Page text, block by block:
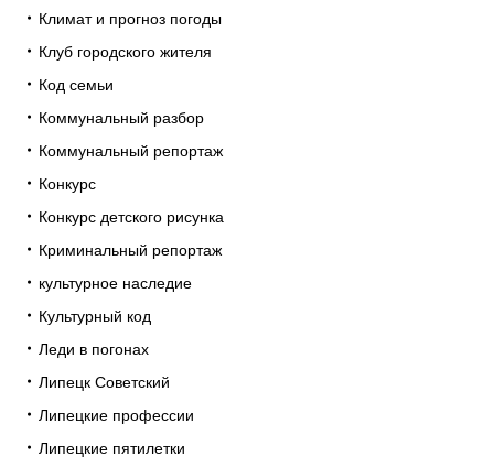
Климат и прогноз погоды
Клуб городского жителя
Код семьи
Коммунальный разбор
Коммунальный репортаж
Конкурс
Конкурс детского рисунка
Криминальный репортаж
культурное наследие
Культурный код
Леди в погонах
Липецк Советский
Липецкие профессии
Липецкие пятилетки